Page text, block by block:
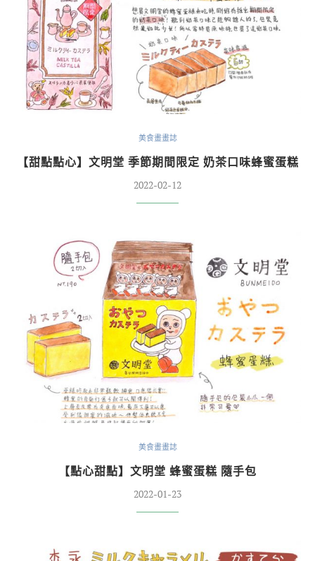
美食畫畫誌
【甜點點心】文明堂 季節期間限定 奶茶口味蜂蜜蛋糕
2022-02-12
美食畫畫誌
【點心甜點】文明堂 蜂蜜蛋糕 隨手包
2022-01-23